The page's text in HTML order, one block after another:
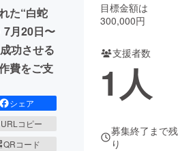
Social Good
CAMPFIRE Creation
さと納税machi-ya コミュニティ
た“白蛇
7月20日〜
功させる
費をご支
シェア
URLコピー
QRコード
目標金額は
300,000円
支援者数
1人
募集終了まで残
り